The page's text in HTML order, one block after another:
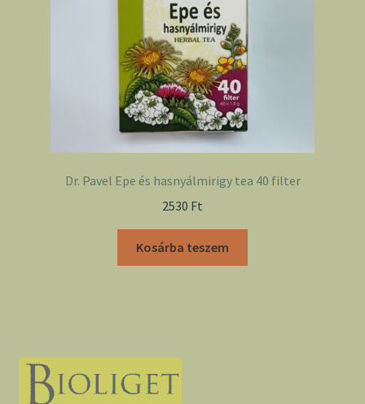
Dr. Pavel Epe és hasnyálmirigy tea 40 filter
2530 Ft
Kosárba teszem